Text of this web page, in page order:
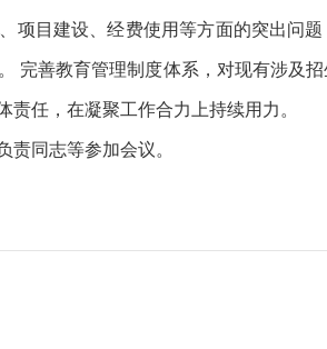
项目建设、经费使用等方面的突出问
完善教育管理制度体系，对现有涉及
任，在凝聚工作合力上持续用力。
责同志等参加会议。